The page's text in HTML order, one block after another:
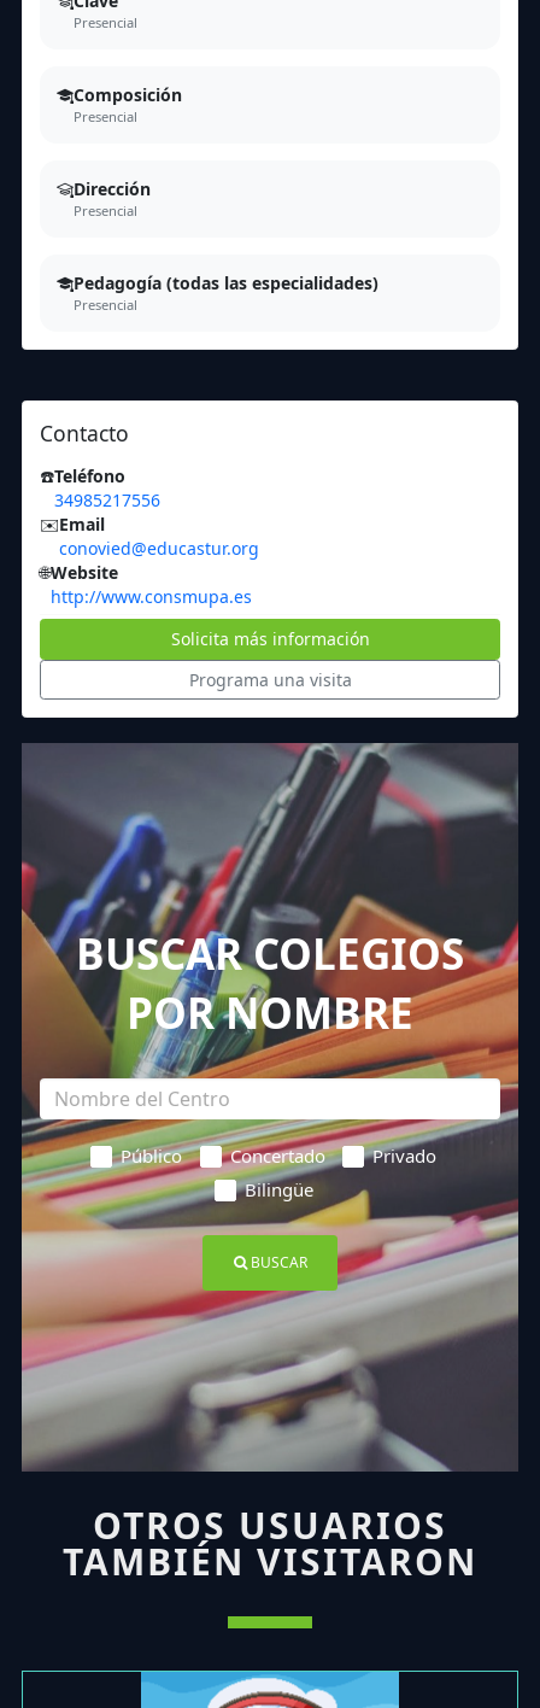
Presencial
Composición
Presencial
Dirección
Presencial
Pedagogía (todas las especialidades)
Presencial
Contacto
☎️Teléfono
34985217556
✉️Email
conovied@educastur.org
🌐Website
http://www.consmupa.es
Solicita más información
Programa una visita
BUSCAR COLEGIOS
POR NOMBRE
Público Concertado
Privado
Bilingüe
BUSCAR
OTROS USUARIOS
TAMBIÉN VISITARON